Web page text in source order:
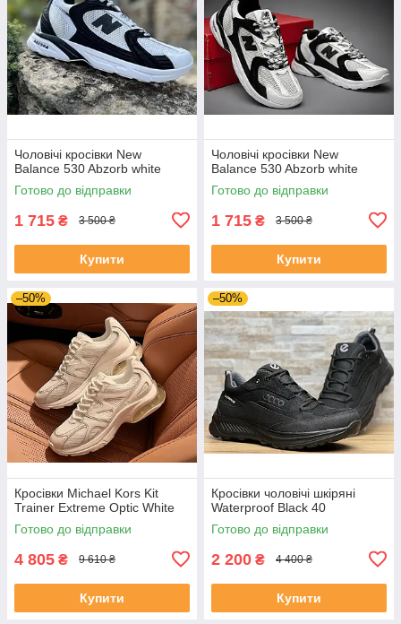
Чоловічі кросівки New
Balance 530 Abzorb white
Готово до відправки
1 715 ₴ 3 500 ₴
Купити
Чоловічі кросівки New
Balance 530 Abzorb white
Готово до відправки
1 715 ₴ 3 500 ₴
Купити
–50%
Кросівки Michael Kors Kit
Trainer Extreme Optic White
Готово до відправки
4 805 ₴ 9 610 ₴
Купити
–50%
Кросівки чоловічі шкіряні
Waterproof Black 40
Готово до відправки
2 200 ₴ 4 400 ₴
Купити